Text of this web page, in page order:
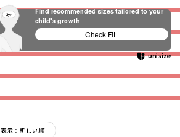
表示：新しい順
Find recommended sizes tailored to your
child's growth
Check Fit